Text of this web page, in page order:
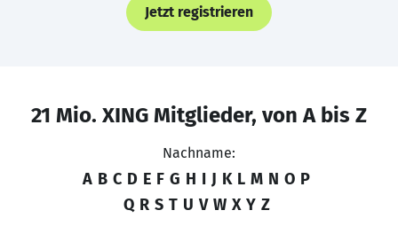
Jetzt registrieren
21 Mio. XING Mitglieder, von A bis Z
Nachname:
A B C D E F G H I J K L M N O P
Q R S T U V W X Y Z